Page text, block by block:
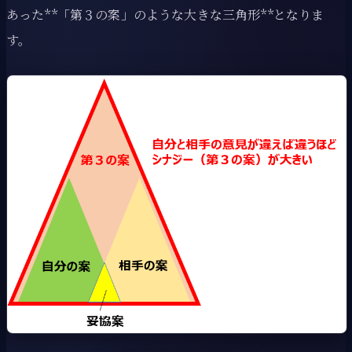
あった**「第３の案」のような大きな三角形**となりま
す。